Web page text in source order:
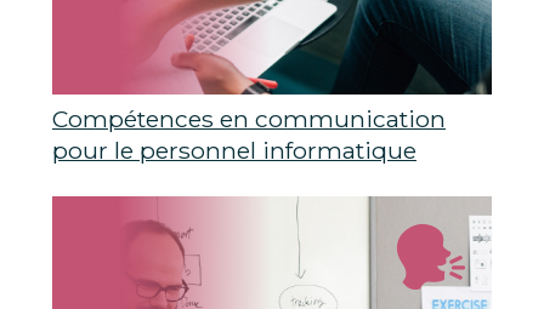
Compétences en communication
pour le personnel informatique